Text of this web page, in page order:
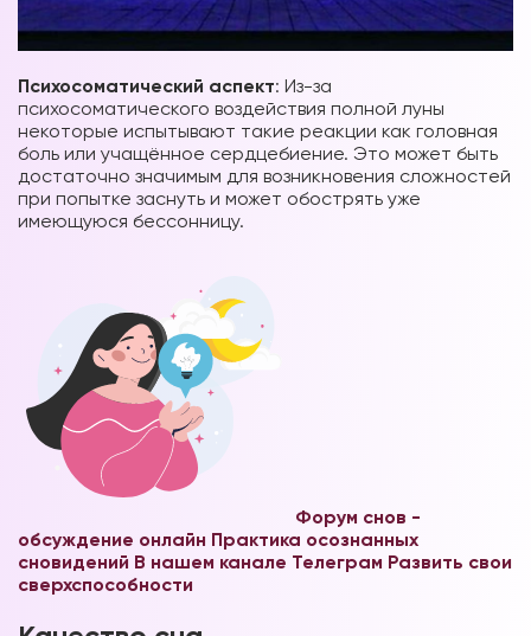
Психосоматический аспект: Из-за
психосоматического воздействия полной луны
некоторые испытывают такие реакции как головная
боль или учащённое сердцебиение. Это может быть
достаточно значимым для возникновения сложностей
при попытке заснуть и может обострять уже
имеющуюся бессонницу.
Форум снов -
обсуждение онлайн Практика осознанных
сновидений В нашем канале Телеграм Развить свои
сверхспособности